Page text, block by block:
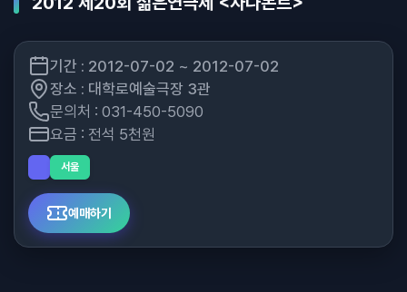
기간 : 2012-07-02 ~ 2012-07-02
장소 : 대학로예술극장 3관
문의처 : 031-450-5090
요금 : 전석 5천원
서울
예매하기